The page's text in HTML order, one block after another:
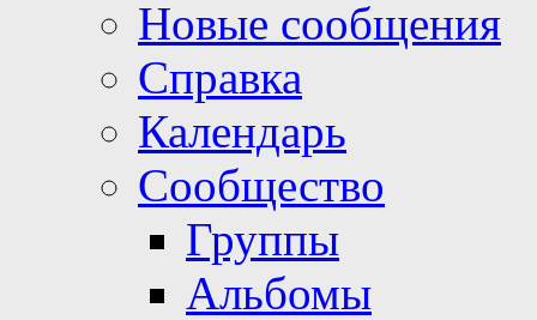
Новые сообщения
Справка
Календарь
Сообщество
Группы
Альбомы